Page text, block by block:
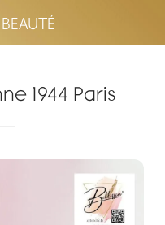
1944 Paris